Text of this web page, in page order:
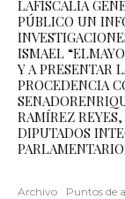
LAFISCALÍA
PÚBLICO UN
ISMAEL
Y A PRESENTAR
PROCEDENCIA
RAMÍREZ
DIPUTADOS
Archivo Puntos de